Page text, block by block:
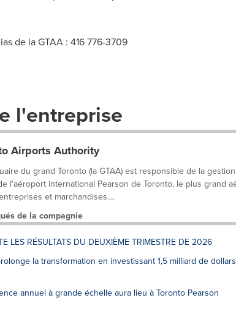
de la GTAA : 416 776-3709
l'entreprise
Airports Authority
du grand Toronto (la GTAA) est responsible de la
l'aéroport international Pearson de Toronto, le plus grand
et marchandises....
de la compagnie
LES RÉSULTATS DU DEUXIÈME TRIMESTRE DE 2026
la transformation en investissant 1,5 milliard de
annuel à grande échelle aura lieu à Toronto Pearson